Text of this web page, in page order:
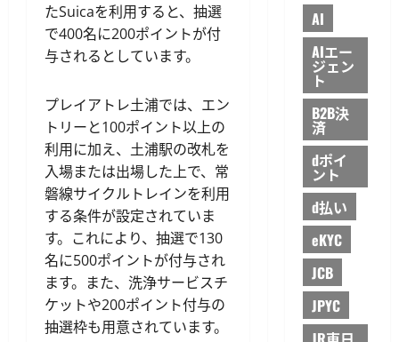
たSuicaを利用すると、抽選
で400名に200ポイントが付
与されるとしています。
プレイアトレ土浦では、エン
トリーと100ポイント以上の
利用に加え、土浦駅の改札を
入場または出場した上で、常
磐線サイクルトレインを利用
する条件が設定されていま
す。これにより、抽選で130
名に500ポイントが付与され
ます。また、洗浄サービスチ
ケットや200ポイント付与の
抽選枠も用意されています。
AI
AIエー
ジェン
ト
B2B決
済
dポイ
ント
d払い
eKYC
JCB
JPYC